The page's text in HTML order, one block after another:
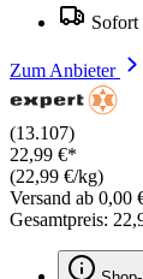
Sofort
Zum Anbieter
(13.107)
22,99 €*
(22,99 €/kg)
Versand ab 0,00
Gesamtpreis: